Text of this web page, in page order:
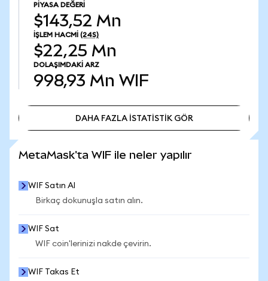
PIYASA DEĞERI
$143,52 Mn
İŞLEM HACMI (24S)
$22,25 Mn
DOLAŞIMDAKI ARZ
998,93 Mn WIF
DAHA FAZLA İSTATİSTİK GÖR
MetaMask'ta WIF ile neler yapılır
WIF Satın Al
Birkaç dokunuşla satın alın.
WIF Sat
WIF coin'lerinizi nakde çevirin.
WIF Takas Et